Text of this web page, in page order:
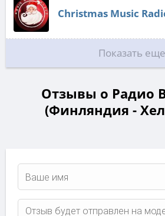
Christmas Music
Показать еще
Отзывы о Радио
(Финляндия -